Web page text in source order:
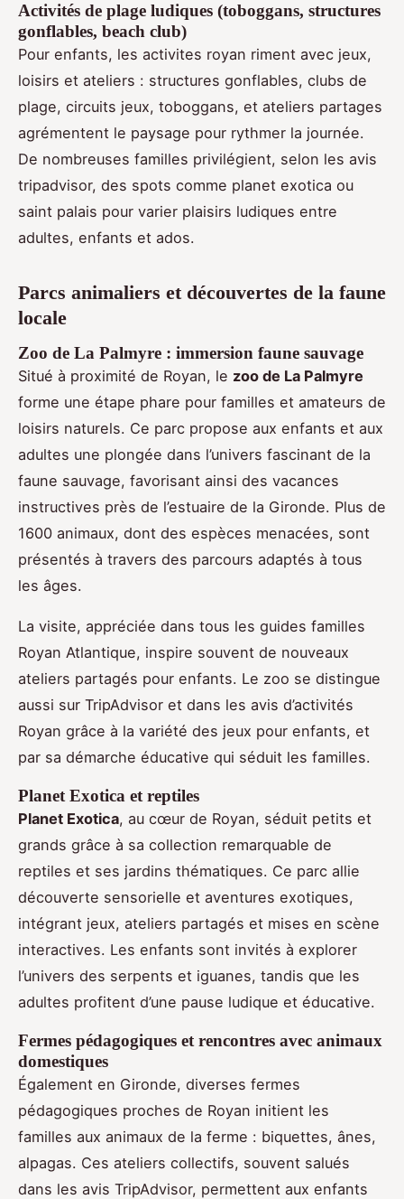
Activités de plage ludiques (toboggans, structures
gonflables, beach club)
Pour enfants, les activites royan riment avec jeux,
loisirs et ateliers : structures gonflables, clubs de
plage, circuits jeux, toboggans, et ateliers partages
agrémentent le paysage pour rythmer la journée.
De nombreuses familles privilégient, selon les avis
tripadvisor, des spots comme planet exotica ou
saint palais pour varier plaisirs ludiques entre
adultes, enfants et ados.
Parcs animaliers et découvertes de la faune
locale
Zoo de La Palmyre : immersion faune sauvage
Situé à proximité de Royan, le zoo de La Palmyre
forme une étape phare pour familles et amateurs de
loisirs naturels. Ce parc propose aux enfants et aux
adultes une plongée dans l’univers fascinant de la
faune sauvage, favorisant ainsi des vacances
instructives près de l’estuaire de la Gironde. Plus de
1600 animaux, dont des espèces menacées, sont
présentés à travers des parcours adaptés à tous
les âges.
La visite, appréciée dans tous les guides familles
Royan Atlantique, inspire souvent de nouveaux
ateliers partagés pour enfants. Le zoo se distingue
aussi sur TripAdvisor et dans les avis d’activités
Royan grâce à la variété des jeux pour enfants, et
par sa démarche éducative qui séduit les familles.
Planet Exotica et reptiles
Planet Exotica, au cœur de Royan, séduit petits et
grands grâce à sa collection remarquable de
reptiles et ses jardins thématiques. Ce parc allie
découverte sensorielle et aventures exotiques,
intégrant jeux, ateliers partagés et mises en scène
interactives. Les enfants sont invités à explorer
l’univers des serpents et iguanes, tandis que les
adultes profitent d’une pause ludique et éducative.
Fermes pédagogiques et rencontres avec animaux
domestiques
Également en Gironde, diverses fermes
pédagogiques proches de Royan initient les
familles aux animaux de la ferme : biquettes, ânes,
alpagas. Ces ateliers collectifs, souvent salués
dans les avis TripAdvisor, permettent aux enfants